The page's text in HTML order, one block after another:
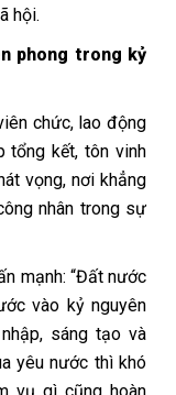
hội.
phong trong kỷ
chức, lao động
tổng kết, tôn vinh
vọng, nơi khẳng
nhân trong sự
mạnh: “Đất nước
vào kỷ nguyên
sáng tạo và
yêu nước thì khó